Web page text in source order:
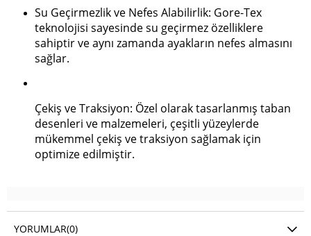
Su Geçirmezlik ve Nefes Alabilirlik: Gore-Tex
teknolojisi sayesinde su geçirmez özelliklere
sahiptir ve aynı zamanda ayakların nefes almasını
sağlar.
Çekiş ve Traksiyon: Özel olarak tasarlanmış taban
desenleri ve malzemeleri, çeşitli yüzeylerde
mükemmel çekiş ve traksiyon sağlamak için
optimize edilmiştir.
YORUMLAR(0)